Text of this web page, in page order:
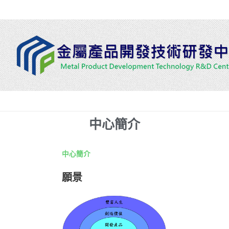
主
要
內
容
中心簡介
中心簡介
願景